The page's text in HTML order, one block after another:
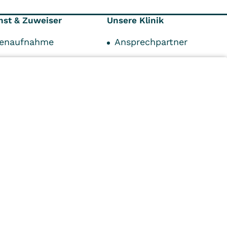
& Zuweiser Unsere Klinik
Ansprechpartner